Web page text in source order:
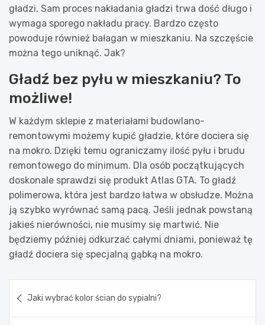
gładzi. Sam proces nakładania gładzi trwa dość długo i
wymaga sporego nakładu pracy. Bardzo często
powoduje również bałagan w mieszkaniu. Na szczęście
można tego uniknąć. Jak?
Gładź bez pyłu w mieszkaniu? To
możliwe!
W każdym sklepie z materiałami budowlano-
remontowymi możemy kupić gładzie, które dociera się
na mokro. Dzięki temu ograniczamy ilość pyłu i brudu
remontowego do minimum. Dla osób początkujących
doskonale sprawdzi się produkt Atlas GTA. To gładź
polimerowa, która jest bardzo łatwa w obsłudze. Można
ją szybko wyrównać samą pacą. Jeśli jednak powstaną
jakieś nierówności, nie musimy się martwić. Nie
będziemy później odkurzać całymi dniami, ponieważ tę
gładź dociera się specjalną gąbką na mokro.
wpisu
Jaki wybrać kolor ścian do sypialni?